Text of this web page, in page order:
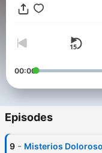
00:00
Episodes
9 - Misterios